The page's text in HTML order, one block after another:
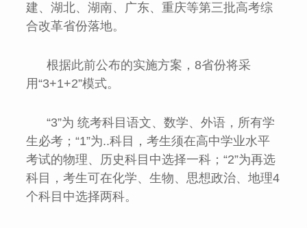
建、湖北、湖南、广东、重庆等第三批高考综
合改革省份落地。
根据此前公布的实施方案，8省份将采
用“3+1+2”模式。
“3”为 统考科目语文、数学、外语，所有学
生必考；“1”为..科目，考生须在高中学业水平
考试的物理、历史科目中选择一科；“2”为再选
科目，考生可在化学、生物、思想政治、地理4
个科目中选择两科。